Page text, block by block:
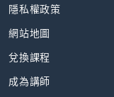
隱私權政策
網站地圖
兌換課程
成為講師